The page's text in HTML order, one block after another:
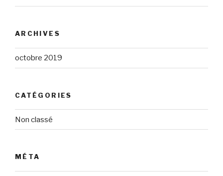
ARCHIVES
octobre 2019
CATÉGORIES
Non classé
MÉTA